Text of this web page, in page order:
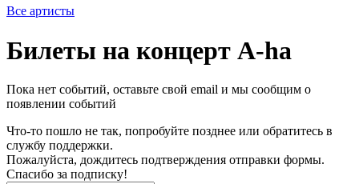
Все артисты
Билеты на концерт A-ha
Пока нет событий, оставьте свой email и мы сообщим о
появлении событий
Что-то пошло не так, попробуйте позднее или обратитесь в
службу поддержки.
Пожалуйста, дождитесь подтверждения отправки формы.
Спасибо за подписку!